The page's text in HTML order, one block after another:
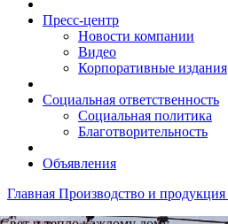
Пресс-центр
Новости компании
Видео
Корпоративные издания
Социальная ответственность
Социальная политика
Благотворительность
Объявления
Главная Производство и продукция